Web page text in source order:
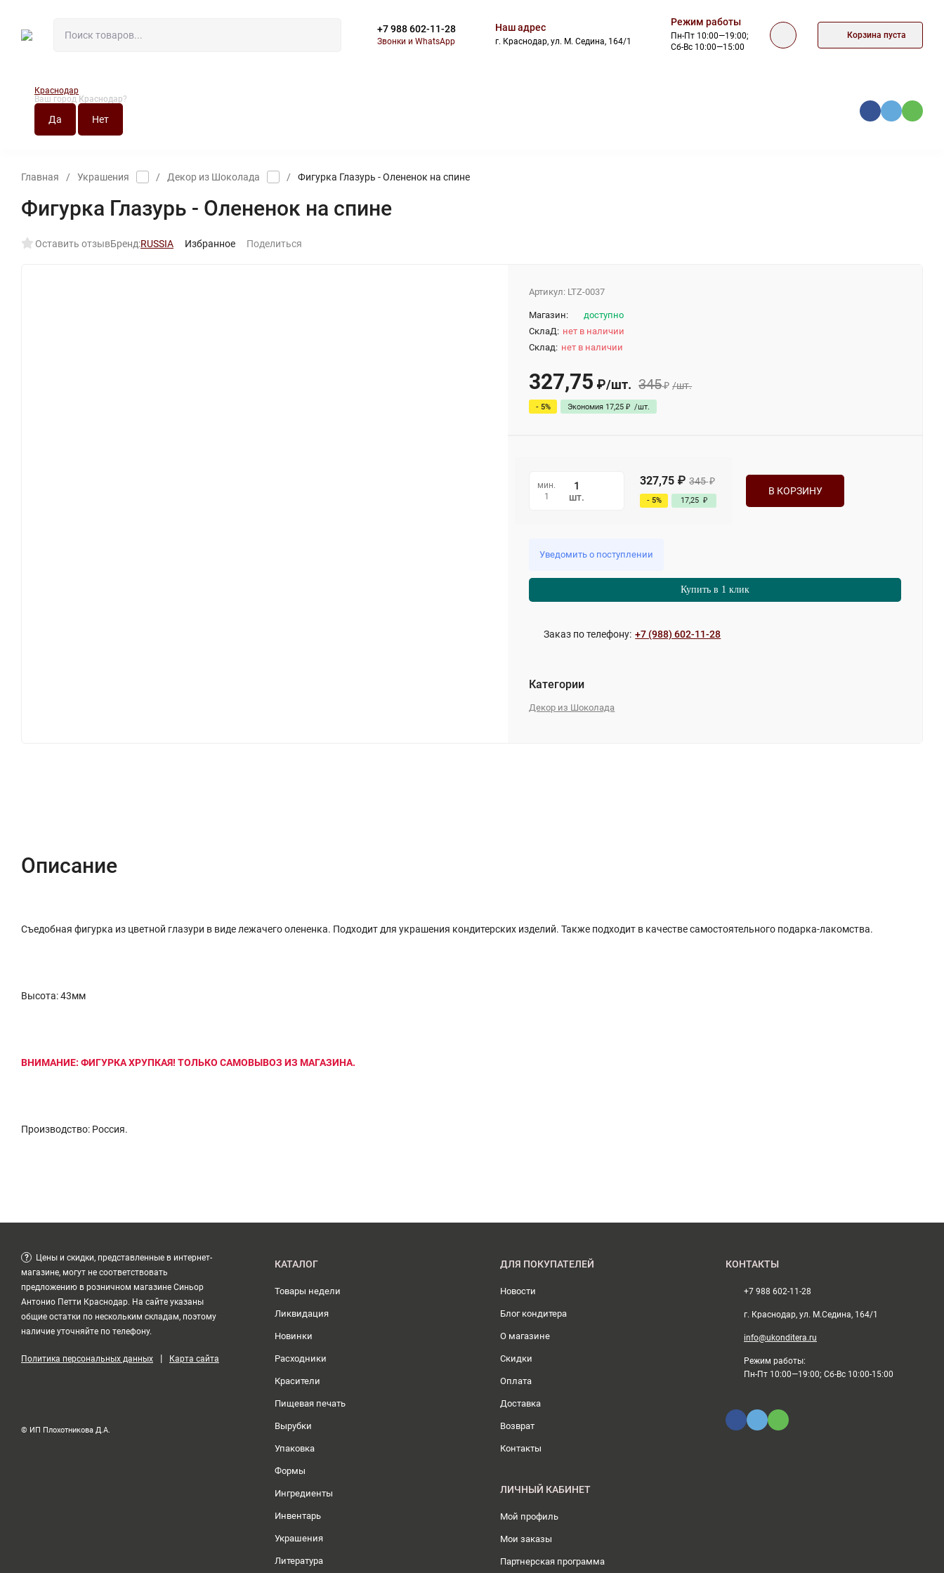
+7 988 602-11-28
Звонки и WhatsApp
Наш адрес
г. Краснодар, ул. М. Седина, 164/1
Режим работы
Пн-Пт 10:00—19:00;
Сб-Вс 10:00—15:00
Корзина пуста
Краснодар
Ваш город Краснодар?
Главная / Украшения / Декор из Шоколада / Фигурка Глазурь - Олененок на спине
Фигурка Глазурь - Олененок на спине
Оставить отзывБренд:RUSSIA Избранное Поделиться
Артикул: LTZ-0037
Магазин:
доступно
СклаД: нет в наличии
Склад: нет в наличии
327,75 ₽/шт. 345₽ /шт.
- 5% Экономия 17,25 ₽ /шт.
мин.
1
шт.
327,75 ₽ 345 ₽
- 5% 17,25 ₽
В КОРЗИНУ
Уведомить о поступлении
Купить в 1 клик
Заказ по телефону: +7 (988) 602-11-28
Категории
Декор из Шоколада
Описание
Съедобная фигурка из цветной глазури в виде лежачего олененка. Подходит для украшения кондитерских изделий. Также подходит в качестве самостоятельного подарка-лакомства.
Высота: 43мм
ВНИМАНИЕ: ФИГУРКА ХРУПКАЯ! ТОЛЬКО САМОВЫВОЗ ИЗ МАГАЗИНА.
Производство: Россия.
?
Цены и скидки, представленные в интернет-
магазине, могут не соответствовать
предложению в розничном магазине Синьор
Антонио Петти Краснодар. На сайте указаны
общие остатки по нескольким складам, поэтому
наличие уточняйте по телефону.
Политика персональных данных | Карта сайта
© ИП Плохотникова Д.А.
КАТАЛОГ
Товары недели
Ликвидация
Новинки
Расходники
Красители
Пищевая печать
Вырубки
Упаковка
Формы
Ингредиенты
Инвентарь
Украшения
Литература
ДЛЯ ПОКУПАТЕЛЕЙ
Новости
Блог кондитера
О магазине
Скидки
Оплата
Доставка
Возврат
Контакты
ЛИЧНЫЙ КАБИНЕТ
Мой профиль
Мои заказы
Партнерская программа
КОНТАКТЫ
+7 988 602-11-28
г. Краснодар, ул. М.Седина, 164/1
info@ukonditera.ru
Режим работы:
Пн-Пт 10:00—19:00; Сб-Вс 10:00-15:00